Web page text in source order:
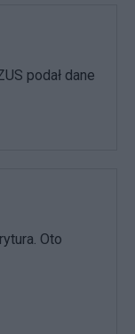
podał dane
Oto